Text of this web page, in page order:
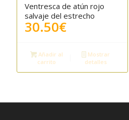
Ventresca de atún rojo
salvaje del estrecho
30.50€
Añadir al
carrito
Mostrar
detalles